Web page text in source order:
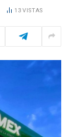
13VISTAS